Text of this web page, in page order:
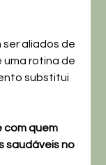
ser aliados de
rotina de
substitui
com quem
saudáveis no